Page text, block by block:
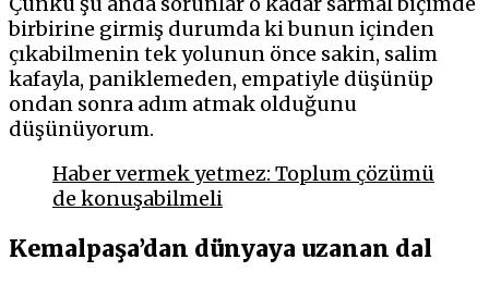
birbirine girmiş durumda ki bunun içinden
çıkabilmenin tek yolunun önce sakin, salim
kafayla, paniklemeden, empatiyle düşünüp
ondan sonra adım atmak olduğunu
düşünüyorum.
Haber vermek yetmez: Toplum çözümü
de konuşabilmeli
Kemalpaşa’dan dünyaya uzanan dal